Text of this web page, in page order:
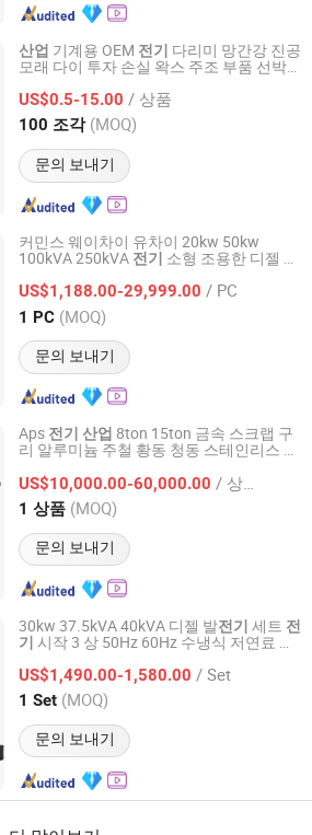
산업 기계용 OEM 전기
다리미 망간강 진공
모래 다이 투자 손실 왁스 주조 부품 선박
US$0.5-15.00 / 상품
100 조각 (MOQ)
문의 보내기
Co., Ltd.
이후 2017
커민스 웨이차이 유차이 20kw 50kw
100kVA 250kVA 전기 소형 조용한 디젤 발
대용 전력 공급
US$1,188.00-29,999.00 / PC
1 PC (MOQ)
문의 보내기
Ltd.
이후 2025
Aps 전기 산업 8ton 15ton 금속 스크랩 구
리 알루미늄 주철 황동 청동 스테인리스 스
US$10,000.00-60,000.00 / 상품
1 상품 (MOQ)
문의 보내기
(Taizhou) Co., Ltd.
이후 2021
30kw 37.5kVA 40kVA 디젤 발전기 세트 전
기 시작 3 상 50Hz 60Hz 수냉식 저연료 소
US$1,490.00-1,580.00 / Set
1 Set (MOQ)
문의 보내기
Power Technology Co., Ltd
이후 2026